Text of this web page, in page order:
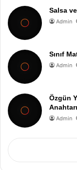
Salsa
Admin
Sınıf
Admin
Özgün
Anahtarı
Admin